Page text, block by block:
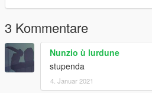
3 Kommentare
Nunzio ù lurdune
stupenda
4. Januar 2021